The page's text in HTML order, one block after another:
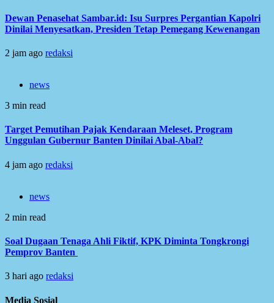
Dewan Penasehat Sambar.id: Isu Surpres Pergantian Kapolri
Dinilai Menyesatkan, Presiden Tetap Pemegang Kewenangan
2 jam ago redaksi
news
3 min read
Target Pemutihan Pajak Kendaraan Meleset, Program
Unggulan Gubernur Banten Dinilai Abal-Abal?
4 jam ago redaksi
news
2 min read
Soal Dugaan Tenaga Ahli Fiktif, KPK Diminta Tongkrongi
Pemprov Banten
3 hari ago redaksi
Media Sosial